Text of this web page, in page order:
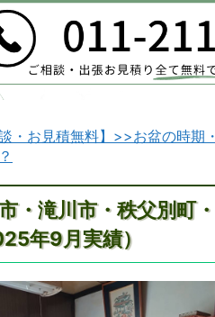
談・お見積無料】>>お盆の時
・滝川市・秩父別町
年9月実績）